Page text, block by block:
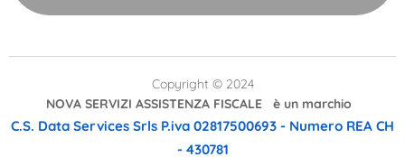
Copyright © 2024
NOVA SERVIZI ASSISTENZA FISCALE è un marchio
C.S. Data Services Srls P.iva 02817500693 - Numero REA CH
- 430781